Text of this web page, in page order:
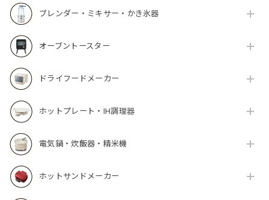
ブレンダー・ミキサー・かき氷器
オーブントースター
ドライフードメーカー
ホットプレート・IH調理器
電気鍋・炊飯器・精米機
ホットサンドメーカー